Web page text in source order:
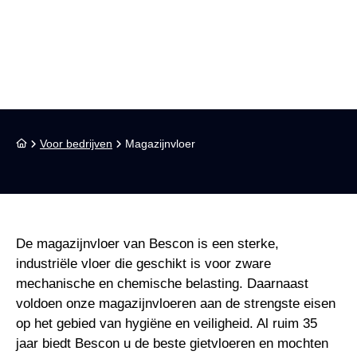
Voor bedrijven Magazijnvloer
De magazijnvloer van Bescon is een sterke,
industriële vloer die geschikt is voor zware
mechanische en chemische belasting. Daarnaast
voldoen onze magazijnvloeren aan de strengste eisen
op het gebied van hygiëne en veiligheid. Al ruim 35
jaar biedt Bescon u de beste gietvloeren en mochten